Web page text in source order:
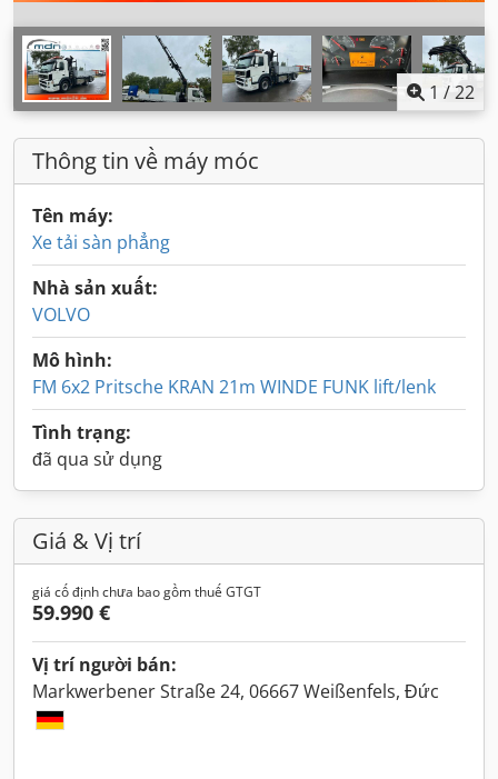
1 /22
Thông tin về máy móc
Tên máy:
Xe tải sàn phẳng
Nhà sản xuất:
VOLVO
Mô hình:
FM 6x2 Pritsche KRAN 21m WINDE FUNK lift/lenk
Tình trạng:
đã qua sử dụng
Giá & Vị trí
giá cố định chưa bao gồm thuế GTGT
59.990 €
Vị trí người bán:
Markwerbener Straße 24, 06667 Weißenfels, Đức